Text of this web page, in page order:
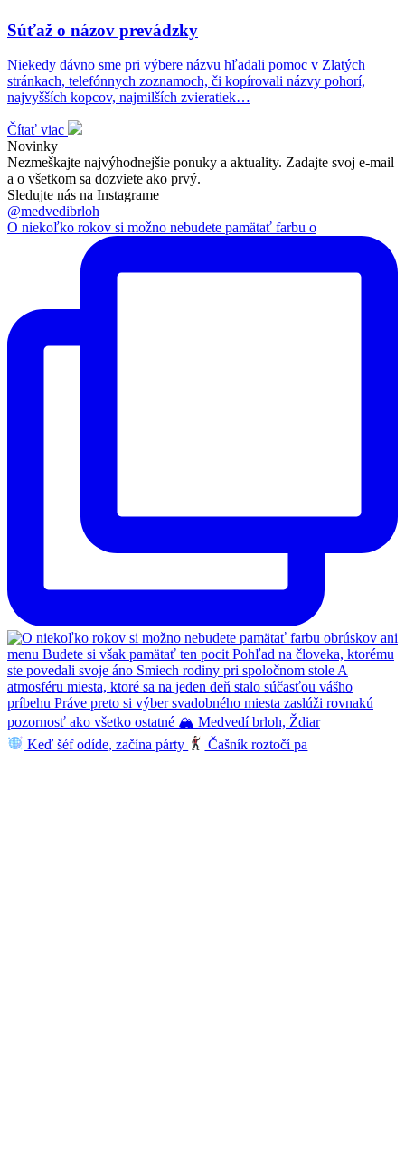
Súťaž o názov prevádzky
Niekedy dávno sme pri výbere názvu hľadali pomoc v Zlatých
stránkach, telefónnych zoznamoch, či kopírovali názvy pohorí,
najvyšších kopcov, najmilších zvieratiek…
Čítať viac
Novinky
Nezmeškajte najvýhodnejšie ponuky a aktuality. Zadajte svoj e-mail
a o všetkom sa dozviete ako prvý.
Sledujte nás na Instagrame
@medvedibrloh
O niekoľko rokov si možno nebudete pamätať farbu o
Keď šéf odíde, začína párty Čašník roztočí pa